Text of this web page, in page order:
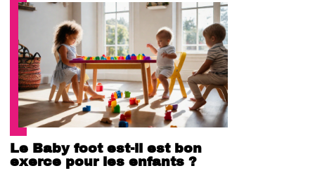
Le Baby foot est-il est bon
exerce pour les enfants ?